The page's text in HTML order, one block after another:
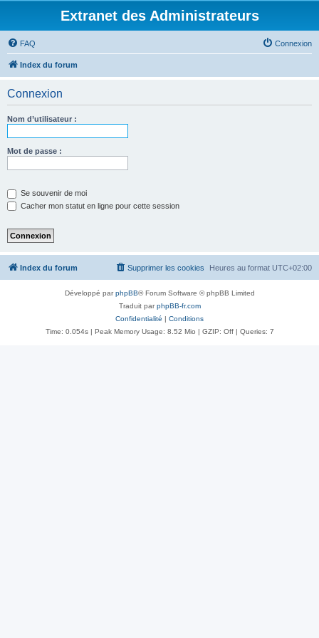
Extranet des Administrateurs
FAQ Connexion
Index du forum
Connexion
Nom d’utilisateur :
Mot de passe :
Se souvenir de moi
Cacher mon statut en ligne pour cette session
Index du forum Heures au format UTC+02:00
Supprimer les cookies
Développé parphpBB® Forum Software © phpBB Limited
Traduit parphpBB-fr.com
Confidentialité | Conditions
Time: 0.054s| Peak Memory Usage: 8.52 Mio | GZIP: Off | Queries: 7